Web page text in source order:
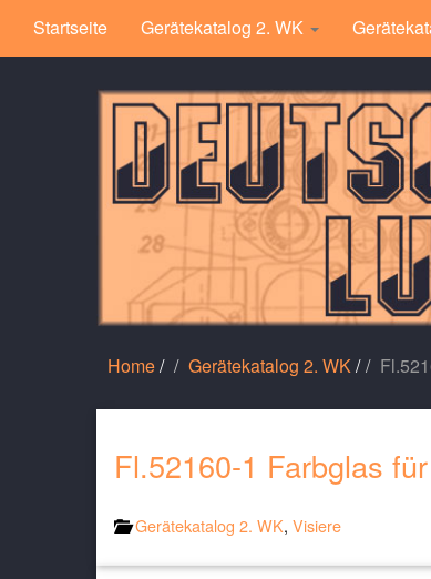
Startseite Gerätekatalog 2. WK
Home/ Gerätekatalog 2. WK /
Fl.52160-1 Farbglas
Gerätekatalog 2. WK, Visiere